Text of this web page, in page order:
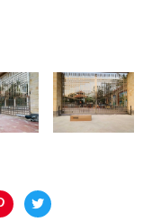
| 24V | 300 KG
ROGER BE20 | 24V
CỔNG TAY ĐÒN
BỘ MOTOR